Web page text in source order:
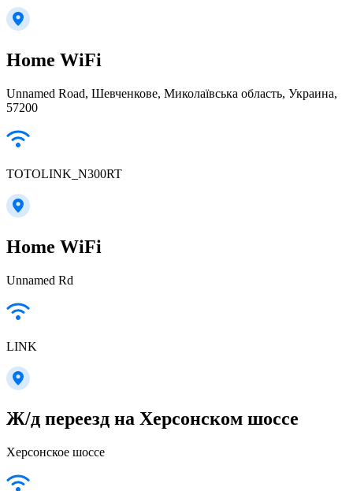
Home WiFi
Unnamed Road, Шевченкове, Миколаївська область, Украина,
57200
TOTOLINK_N300RT
Home WiFi
Unnamed Rd
LINK
Ж/д переезд на Херсонском шоссе
Херсонское шоссе